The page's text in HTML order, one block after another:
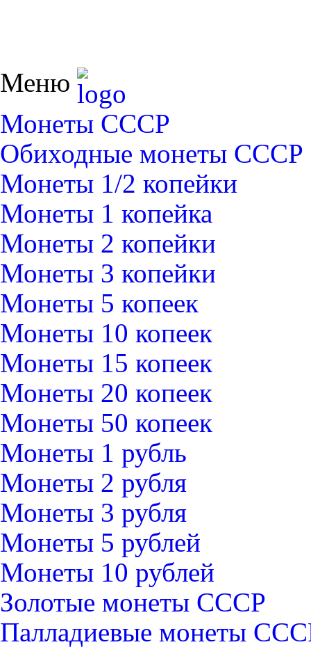
Меню
Монеты СССР
Обиходные монеты СССР
Монеты 1/2 копейки
Монеты 1 копейка
Монеты 2 копейки
Монеты 3 копейки
Монеты 5 копеек
Монеты 10 копеек
Монеты 15 копеек
Монеты 20 копеек
Монеты 50 копеек
Монеты 1 рубль
Монеты 2 рубля
Монеты 3 рубля
Монеты 5 рублей
Монеты 10 рублей
Золотые монеты СССР
Палладиевые монеты